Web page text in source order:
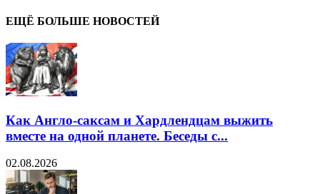
ЕЩЁ БОЛЬШЕ НОВОСТЕЙ
Как Англо-саксам и Хардлендцам выжить
вместе на одной планете. Беседы с...
02.08.2026